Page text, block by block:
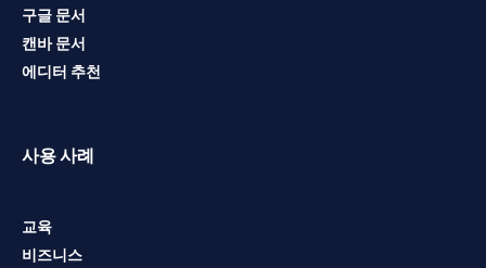
구글 문서
캔바 문서
에디터 추천
사용 사례
교육
비즈니스